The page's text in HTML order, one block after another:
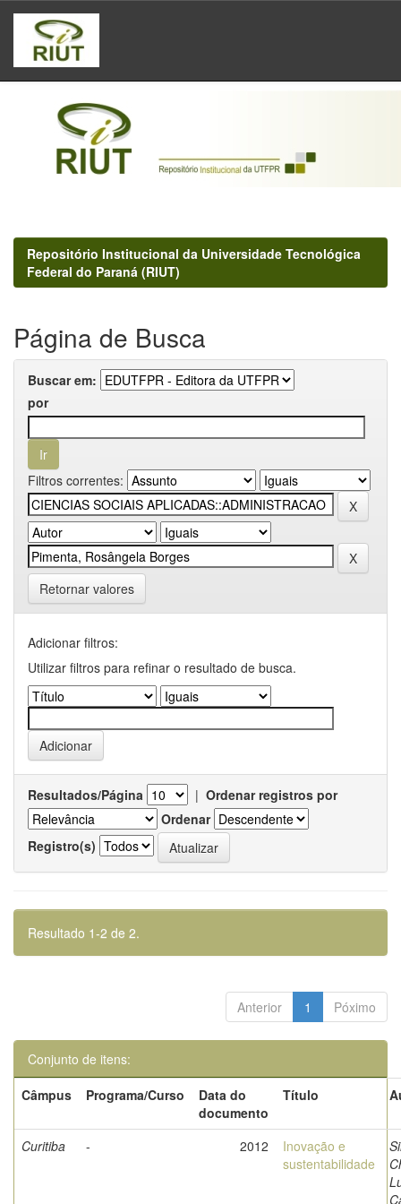
Skip
navigation
Repositório Institucional da Universidade Tecnológica
Federal do Paraná (RIUT)
Página de Busca
Buscar em:
por
Filtros correntes:
Retornar valores
Adicionar filtros:
Utilizar filtros para refinar o resultado de busca.
Resultados/Página | Ordenar registros por
Ordenar
Registro(s)
Resultado 1-2 de 2.
Anterior 1 Póximo
Conjunto de itens:
Câmpus
Programa/Curso
Data do
documento
Título
Curitiba - 2012
Inovação e
sustentabilidade